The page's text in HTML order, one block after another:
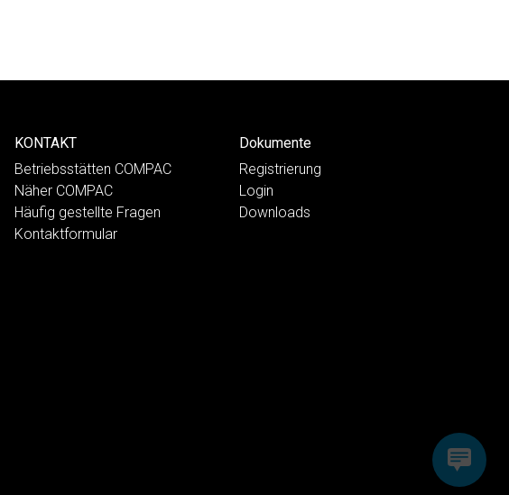
KONTAKT
Betriebsstätten COMPAC
Näher COMPAC
Häufig gestellte Fragen
Kontaktformular
Dokumente
Registrierung
Login
Downloads